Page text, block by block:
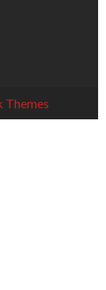
Themes